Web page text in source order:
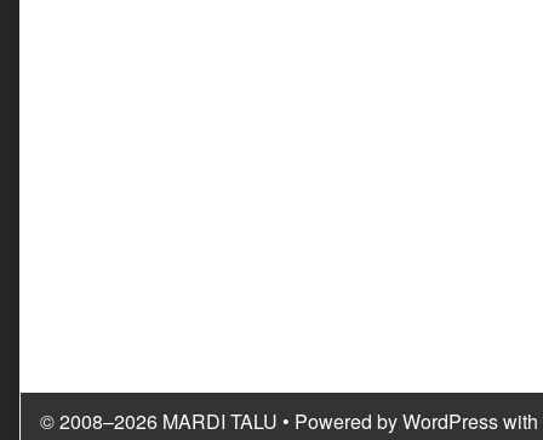
© 2008–2026 MARDI TALU • Powered byWordPresswith